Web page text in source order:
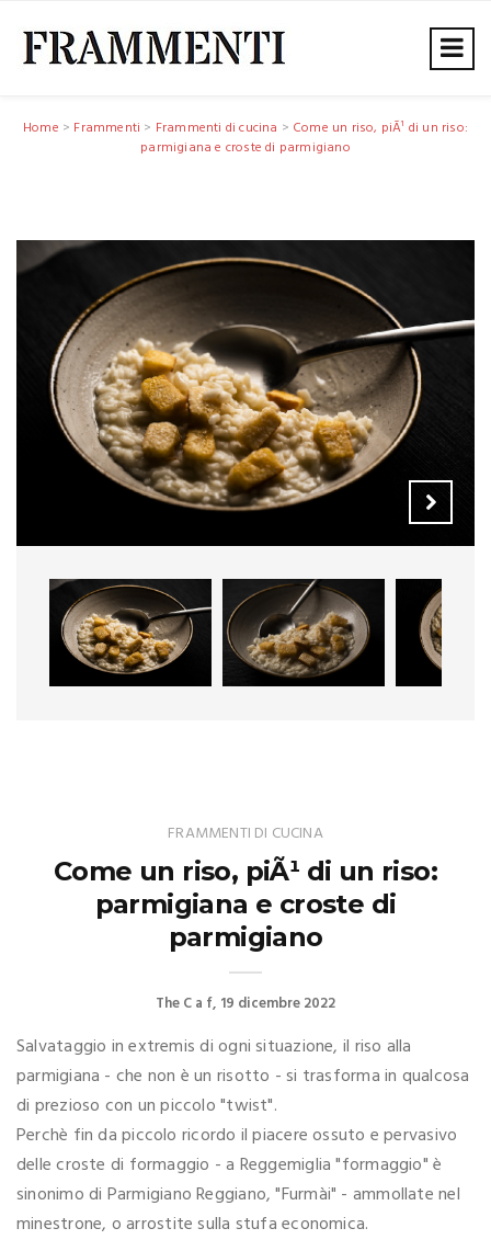
Home > Frammenti > Frammenti di cucina > Come un riso, piÃ¹ di un riso:
parmigiana e croste di parmigiano
FRAMMENTI DI CUCINA
Come un riso, piÃ¹ di un riso:
parmigiana e croste di
parmigiano
The C a f 19 dicembre 2022
Salvataggio in extremis di ogni situazione, il riso alla
parmigiana - che non è un risotto - si trasforma in qualcosa
di prezioso con un piccolo "twist".
Perchè fin da piccolo ricordo il piacere ossuto e pervasivo
delle croste di formaggio - a Reggemiglia "formaggio" è
sinonimo di Parmigiano Reggiano, "Furmài" - ammollate nel
minestrone, o arrostite sulla stufa economica.